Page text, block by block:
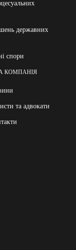
державних
спори
КОМПАНІЯ
та адвокати